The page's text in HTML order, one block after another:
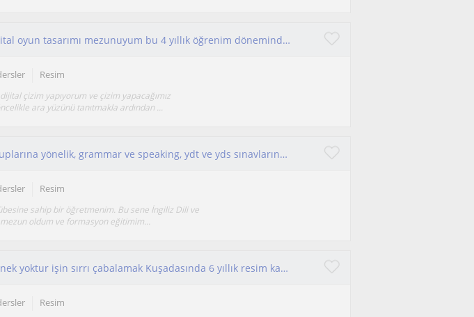
Merhaba dijital oyun tasarımı mezunuyum bu 4 yıllık öğrenim döneminde sanat kısmına yönelerek dijital çizim yaptım
Resim
dijital çizim yapıyorum ve çizim yapacağımız
ara yüzünü tanıtmakla ardından ...
Farklı yaş gruplarına yönelik, grammar ve speaking, ydt ve yds sınavlarına hazırlık
Resim
sahip bir öğretmenim. Bu sene İngiliz Dili ve
oldum ve formasyon eğitimim...
Aslında yetenek yoktur işin sırrı çabalamak Kuşadasında 6 yıllık resim kariyerimle resim çizmeyi bilmeyen kişi kalmıycak!
Resim